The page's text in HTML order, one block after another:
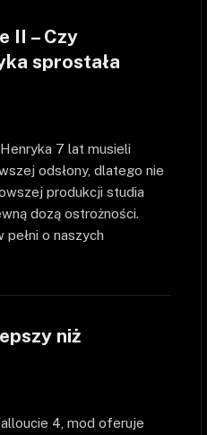
II – Czy
sprostała
7 lat musieli
odsłony, dlatego nie
produkcji studia
dozą ostrożności.
o naszych
niż
4, mod oferuje